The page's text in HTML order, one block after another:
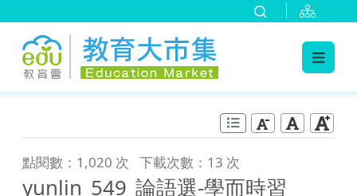
點閱數：1,020 次 下載次數：13 次
yunlin_549_論語選-學而時習